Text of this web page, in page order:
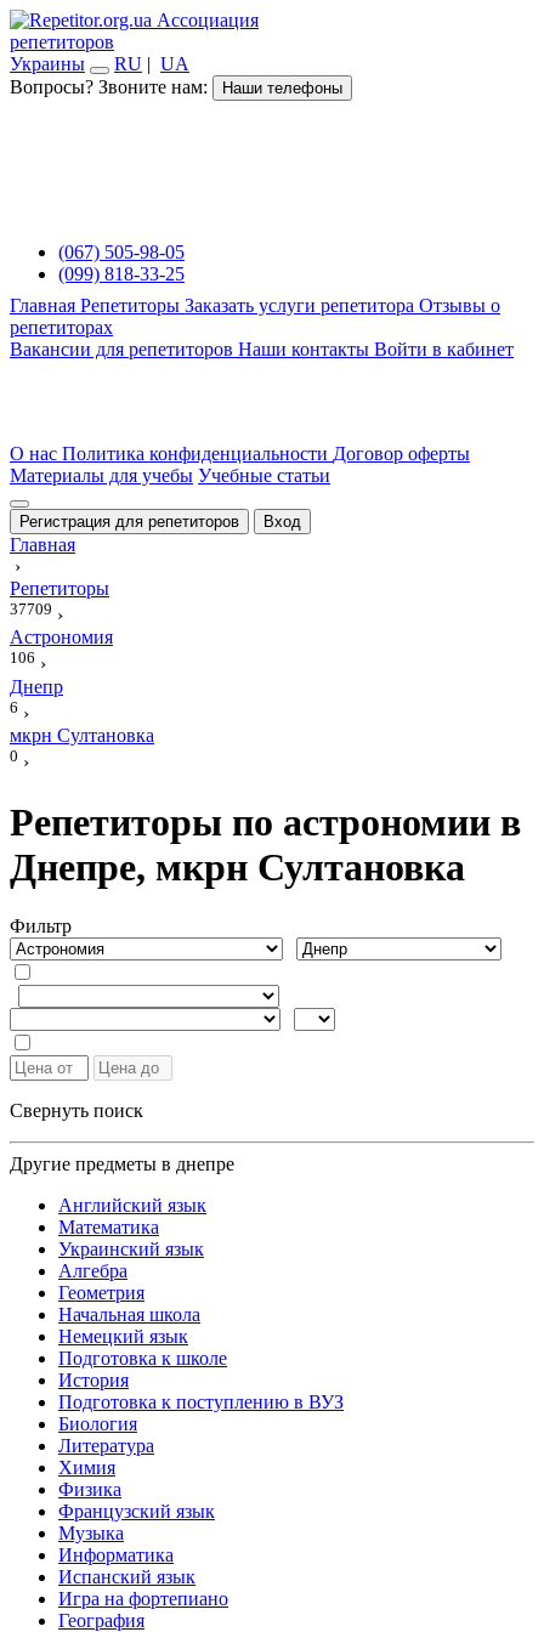
Ассоциация
репетиторов
Украины
RU | UA
Вопросы? Звоните нам:
Наши телефоны
(067) 505-98-05
(099) 818-33-25
Главная Репетиторы Заказать услуги репетитора Отзывы о
репетиторах
Вакансии для репетиторов Наши контакты Войти в кабинет
О нас Политика конфиденциальности Договор оферты
Материалы для учебы Учебные статьи
Регистрация для репетиторов Вход
Главная
›
Репетиторы
37709 ›
Астрономия
106 ›
Днепр
6 ›
мкрн Султановка
0 ›
Репетиторы по астрономии в
Днепре, мкрн Султановка
Фильтр
Свернуть поиск
Другие предметы в днепре
Английский язык
Математика
Украинский язык
Алгебра
Геометрия
Начальная школа
Немецкий язык
Подготовка к школе
История
Подготовка к поступлению в ВУЗ
Биология
Литература
Химия
Физика
Французский язык
Музыка
Информатика
Испанский язык
Игра на фортепиано
География